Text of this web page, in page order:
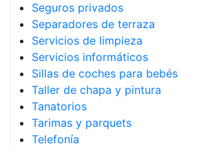
Seguros privados
Separadores de terraza
Servicios de limpieza
Servicios informáticos
Sillas de coches para bebés
Taller de chapa y pintura
Tanatorios
Tarimas y parquets
Telefonía